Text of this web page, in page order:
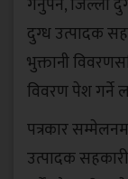
दुग्ध उत्पादक
भुक्तानी
विवरण पेश गर्ने
पत्रकार
उत्पादक